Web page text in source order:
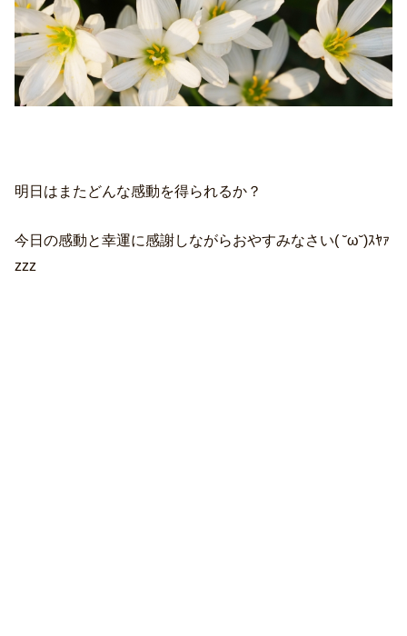
明日はまたどんな感動を得られるか？
今日の感動と幸運に感謝しながらおやすみなさい( ˘ω˘)ｽﾔｧ
zzz